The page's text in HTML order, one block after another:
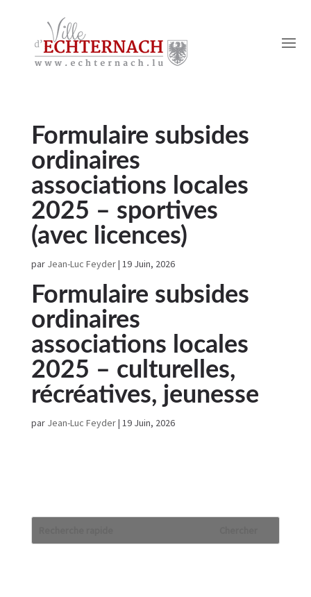
Formulaire subsides
ordinaires
associations locales
2025 – sportives
(avec licences)
par Jean-Luc Feyder| 19 Juin, 2026
Formulaire subsides
ordinaires
associations locales
2025 – culturelles,
récréatives, jeunesse
par Jean-Luc Feyder| 19 Juin, 2026